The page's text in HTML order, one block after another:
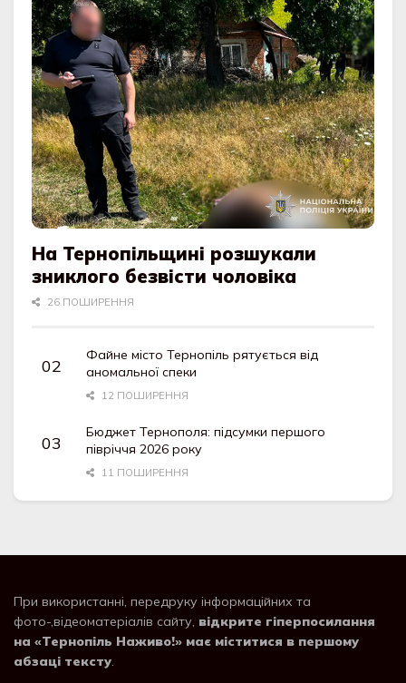
На Тернопільщині розшукали
зниклого безвісти чоловіка
26 ПОШИРЕННЯ
Файне місто Тернопіль рятується від
аномальної спеки
12 ПОШИРЕННЯ
Бюджет Тернополя: підсумки першого
півріччя 2026 року
11 ПОШИРЕННЯ
При використанні, передруку інформаційних та
фото-,відеоматеріалів сайту, відкрите гіперпосилання
на «Тернопіль Наживо!» має міститися в першому
абзаці тексту.